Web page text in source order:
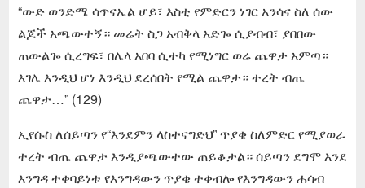
“ውድ ወንድሜ ሳጥናኤል ሆይ፣ እስቲ የምድርን ነገር አንሳና ስለ ሰው
ልጆች አጫውተኝ። መሬት ስጋ አብቅላ አድጐ ሲያብብ፣ ያበበው
ጠውልጐ ሲረግፍ፣ በሌላ አበባ ሲተካ የሚነግር ወሬ ጨዋታ አምጣ።
እገሌ እንዲህ ሆነ እንዲህ ደረሰበት የሚል ጨዋታ። ተረት ብጤ
ጨዋታ…” (129)
ኢየሱስ ለሰይጣን የ“እንደምን ላስተናግድህ” ጥያቄ ስለምድር የሚያወራ
ተረት ብጤ ጨዋታ እንዲያጫውተው ጠይቆታል። ሰይጣን ደግሞ እንደ
እንግዳ ተቀባይነቱ የእንግዳውን ጥያቄ ተቀብሎ የእንግዳውን ሐሳብ